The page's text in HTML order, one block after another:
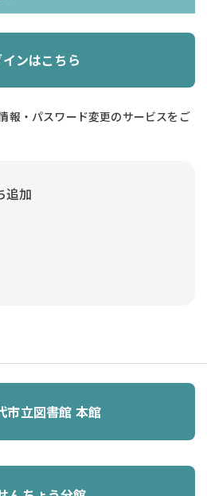
ンはこちら
報・パスワード変更のサービスをご
追加
市立図書館 本館